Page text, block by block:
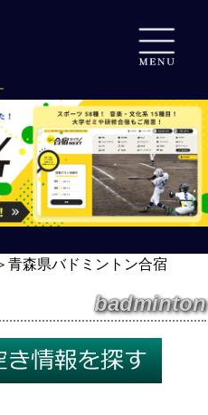
青森県バドミントン合宿
badminton